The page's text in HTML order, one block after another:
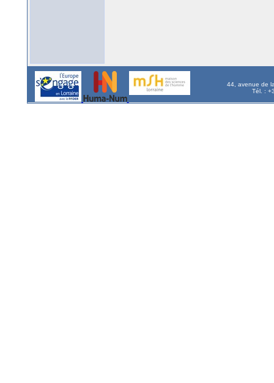
44, avenue de
Tél. :